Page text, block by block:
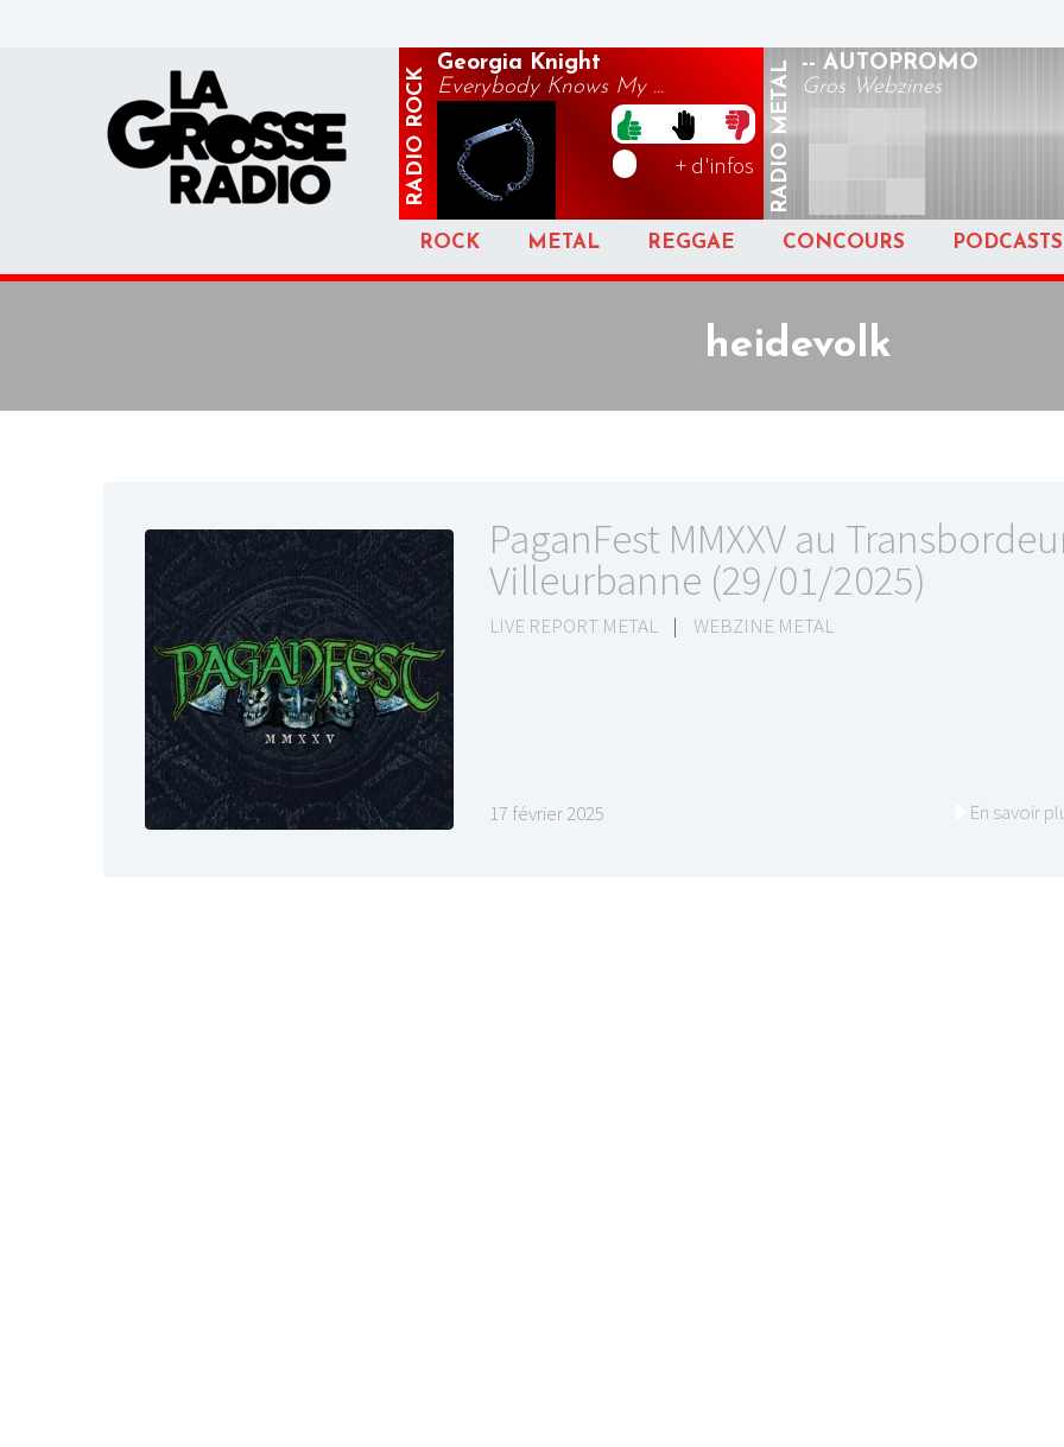
RADIO
ROCK
Georgia Knight
Everybody Knows My ...
+ d'infos RADIO
METAL -- AUTOPROMO
Gros Webzines
ROCK METAL REGGAE CONCOURS PODCASTS
heidevolk
PaganFest MMXXV au
Villeurbanne (29/01/2025)
LIVE REPORT METAL | WEBZINE METAL
17 février 2025 En savoir